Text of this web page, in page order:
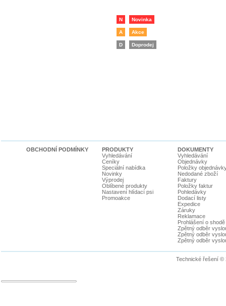
N Novinka
A Akce
D Doprodej
OBCHODNÍ PODMÍNKY
PRODUKTY
Vyhledávání
Ceníky
Speciální nabídka
Novinky
Výprodej
Oblíbené produkty
Nastavení hlídací psi
Promoakce
DOKUMENTY
Vyhledávání
Objednávky
Položky
Nedodané zboží
Faktury
Položky faktur
Pohledávky
Dodací listy
Expedice
Záruky
Reklamace
Prohlášení o shodě
Zpětný odběr
Zpětný odběr
Zpětný odběr
Technické řešení ©